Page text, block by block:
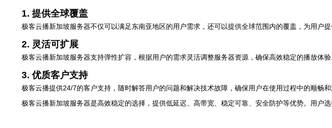
1. 提供全球覆盖
极客云播新加坡服务器不仅可以满足东南亚地区的用户需求，还可以提供全球范围内的覆盖，为用户提
2. 灵活可扩展
极客云播新加坡服务器支持弹性扩容，根据用户的需求灵活调整服务器资源，确保高效稳定的播放体验
3. 优质客户支持
极客云播提供24/7的客户支持，随时解答用户的问题和解决技术故障，确保用户在使用过程中的顺畅和
极客云播新加坡服务器是高效稳定的选择，提供低延迟、高带宽、稳定可靠、安全防护等优势。用户